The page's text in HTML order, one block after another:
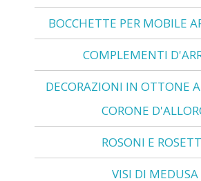
BOCCHETTE PER MOBILE
COMPLEMENTI
DECORAZIONI IN OTTONE
CORONE
ROSONI E
VISI DI MEDUSA